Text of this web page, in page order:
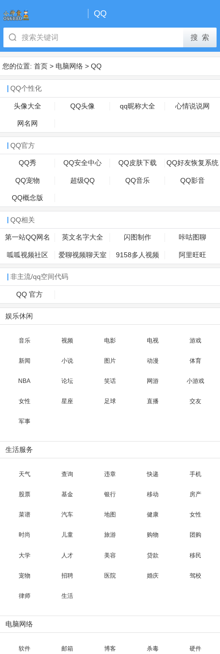
QQ
您的位置: 首页 > 电脑网络 > QQ
QQ个性化
头像大全 QQ头像 qq昵称大全 心情说说网
网名网
QQ官方
QQ秀 QQ安全中心 QQ皮肤下载 QQ好友恢复系统
QQ宠物 超级QQ QQ音乐 QQ影音
QQ概念版
QQ相关
第一站QQ网名 英文名字大全 闪图制作 咔咕图聊
呱呱视频社区 爱聊视频聊天室 9158多人视频 阿里旺旺
非主流/qq空间代码
QQ 官方
娱乐休闲
音乐 视频 电影 电视 游戏
新闻 小说 图片 动漫 体育
NBA 论坛 笑话 网游 小游戏
女性 星座 足球 直播 交友
军事
生活服务
天气 查询 违章 快递 手机
股票 基金 银行 移动 房产
菜谱 汽车 地图 健康 女性
时尚 儿童 旅游 购物 团购
大学 人才 美容 贷款 移民
宠物 招聘 医院 婚庆 驾校
律师 生活
电脑网络
软件 邮箱 博客 杀毒 硬件